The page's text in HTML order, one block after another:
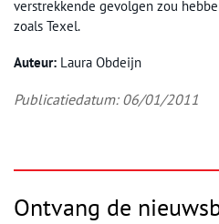
verstrekkende gevolgen zou
zoals Texel.
Auteur: Laura Obdeijn
Publicatiedatum: 06/01/2011
Ontvang de